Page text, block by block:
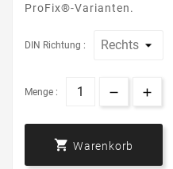
ProFix®-Varianten.
DIN Richtung :
Menge :
 Warenkorb